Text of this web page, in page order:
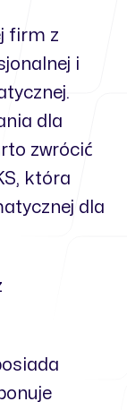
firm z
i
dla
zwrócić
która
dla